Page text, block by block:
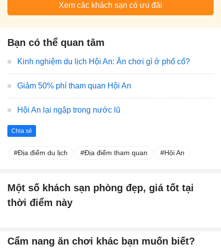
Xem các khách sạn có ưu đãi
Bạn có thể quan tâm
Kinh nghiệm du lịch Hội An: Ăn chơi gì ở phố cổ?
Giảm 50% phí tham quan Hội An
Hội An lại ngập trong nước lũ
Chia sẻ
Địa điểm du lịch Địa điểm tham quan Hội An
Một số khách sạn phòng đẹp, giá tốt tại
thời điểm này
Cẩm nang ăn chơi khác bạn muốn biết?